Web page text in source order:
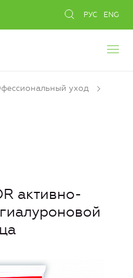
РУС ENG
уход
активно-